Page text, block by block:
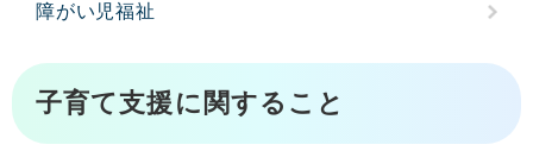
障がい児福祉
子育て支援に関すること